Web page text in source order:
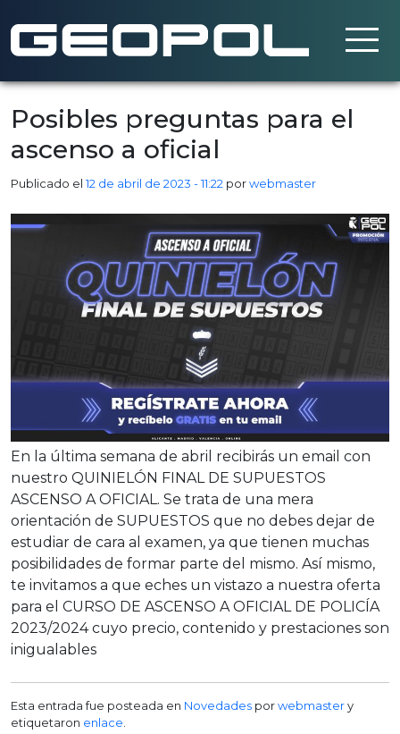
Saltar al contenido principal
Posibles preguntas para el
ascenso a oficial
Publicado el12 de abril de 2023 - 11:22 porwebmaster
En la última semana de abril recibirás un email con
nuestro QUINIELÓN FINAL DE SUPUESTOS
ASCENSO A OFICIAL. Se trata de una mera
orientación de SUPUESTOS que no debes dejar de
estudiar de cara al examen, ya que tienen muchas
posibilidades de formar parte del mismo. Así mismo,
te invitamos a que eches un vistazo a nuestra oferta
para el CURSO DE ASCENSO A OFICIAL DE POLICÍA
2023/2024 cuyo precio, contenido y prestaciones son
inigualables
Esta entrada fue posteada en Novedades porwebmastery
etiquetaron enlace